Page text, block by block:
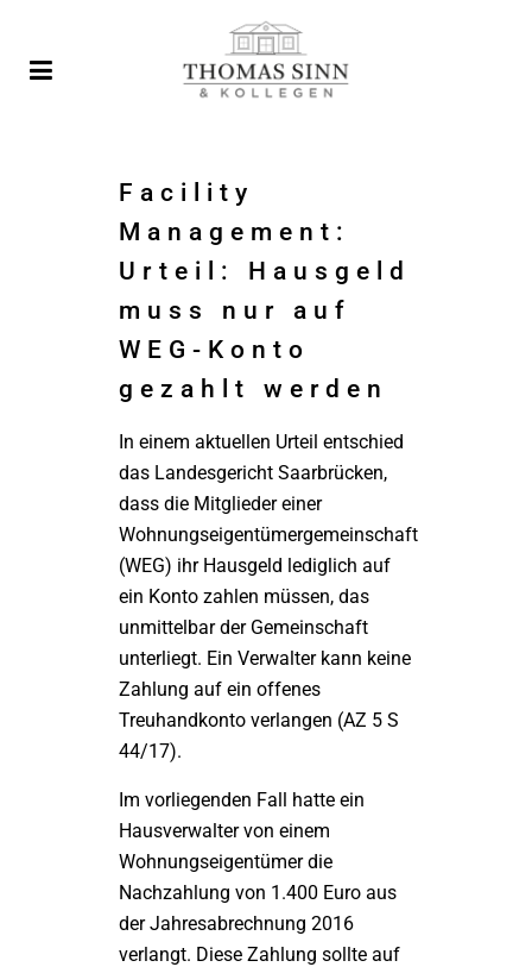
Facility
Management:
Urteil: Hausgeld
muss nur auf
WEG-Konto
gezahlt werden
In einem aktuellen Urteil entschied
das Landesgericht Saarbrücken,
dass die Mitglieder einer
Wohnungseigentümergemeinschaft
(WEG) ihr Hausgeld lediglich auf
ein Konto zahlen müssen, das
unmittelbar der Gemeinschaft
unterliegt. Ein Verwalter kann keine
Zahlung auf ein offenes
Treuhandkonto verlangen (AZ 5 S
44/17).
Im vorliegenden Fall hatte ein
Hausverwalter von einem
Wohnungseigentümer die
Nachzahlung von 1.400 Euro aus
der Jahresabrechnung 2016
verlangt. Diese Zahlung sollte auf